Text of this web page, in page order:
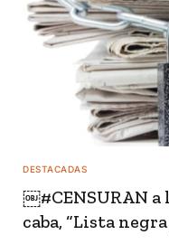
DESTACADAS
￼#CENSURAN a
caba, “Lista